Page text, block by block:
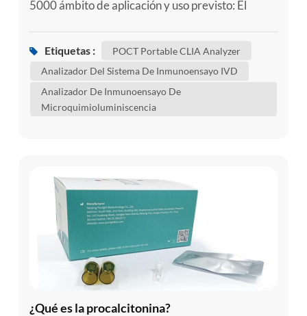
5000 ámbito de aplicación y uso previsto: El
pruebas cualitativas o cuantitativas de analitos en
Etiquetas :
POCT Portable CLIA Analyzer
Analizador Del Sistema De Inmunoensayo IVD
Analizador De Inmunoensayo De
Microquimioluminiscencia
¿Qué es la procalcitonina?